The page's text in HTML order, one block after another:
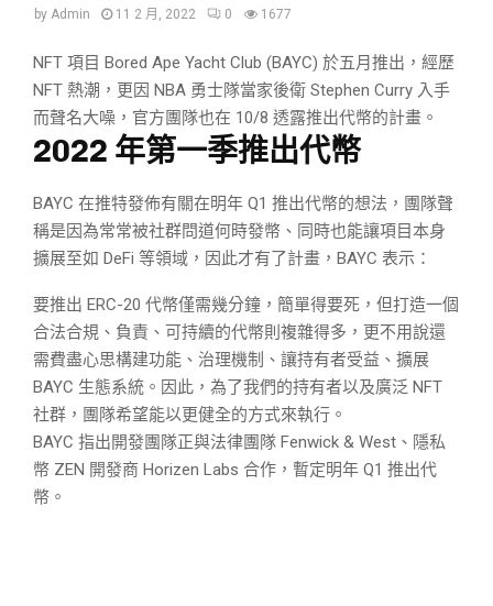
by Admin 11 2 月, 2022 0 1677
NFT 項目 Bored Ape Yacht Club (BAYC) 於五月推出，經歷
NFT 熱潮，更因 NBA 勇士隊當家後衛 Stephen Curry 入手
而聲名大噪，官方團隊也在 10/8 透露推出代幣的計畫。
2022 年第一季推出代幣
BAYC 在推特發佈有關在明年 Q1 推出代幣的想法，團隊聲
稱是因為常常被社群問道何時發幣、同時也能讓項目本身
擴展至如 DeFi 等領域，因此才有了計畫，BAYC 表示：
要推出 ERC-20 代幣僅需幾分鐘，簡單得要死，但打造一個
合法合規、負責、可持續的代幣則複雜得多，更不用說還
需費盡心思構建功能、治理機制、讓持有者受益、擴展
BAYC 生態系統。因此，為了我們的持有者以及廣泛 NFT
社群，團隊希望能以更健全的方式來執行。
BAYC 指出開發團隊正與法律團隊 Fenwick & West、隱私
幣 ZEN 開發商 Horizen Labs 合作，暫定明年 Q1 推出代
幣。